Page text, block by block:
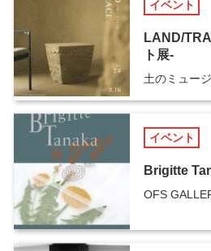
イベント
LAND/
ト展-
土のミュー
イベント
Brigitte
OFS